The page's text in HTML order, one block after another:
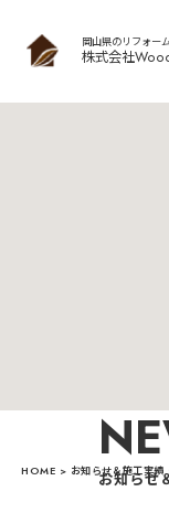
岡山県のリフォー
株式会社
お知らせ
HOME > お知らせ＆施工実績